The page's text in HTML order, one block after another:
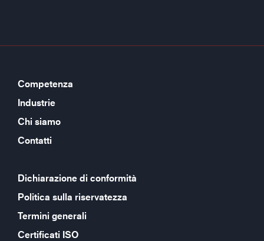
Competenza
Industrie
Chi siamo
Contatti
Dichiarazione di conformità
Politica sulla riservatezza
Termini generali
Certificati ISO